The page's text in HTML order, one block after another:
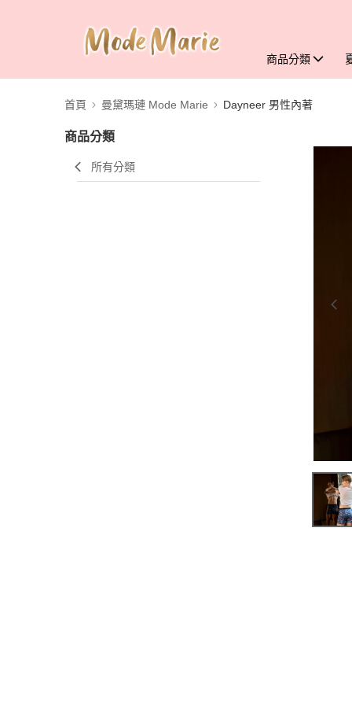
商品分類
首頁 曼黛瑪璉 Mode Marie Dayneer 男性內著
商品分類
所有分類